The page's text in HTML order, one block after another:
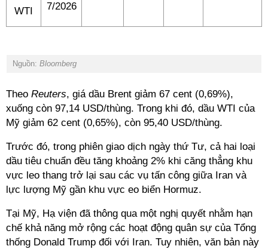
WTI
7/2026
Nguồn: Bloomberg
Theo Reuters, giá dầu Brent giảm 67 cent (0,69%),
xuống còn 97,14 USD/thùng. Trong khi đó, dầu WTI của
Mỹ giảm 62 cent (0,65%), còn 95,40 USD/thùng.
Trước đó, trong phiên giao dịch ngày thứ Tư, cả hai loại
dầu tiêu chuẩn đều tăng khoảng 2% khi căng thẳng khu
vực leo thang trở lại sau các vụ tấn công giữa Iran và
lực lượng Mỹ gần khu vực eo biển Hormuz.
Tại Mỹ, Hạ viện đã thông qua một nghị quyết nhằm hạn
chế khả năng mở rộng các hoạt động quân sự của Tổng
thống Donald Trump đối với Iran. Tuy nhiên, văn bản này